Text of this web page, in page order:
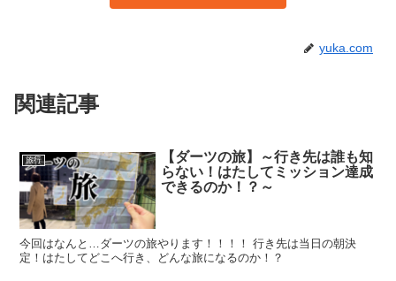
yuka.com
関連記事
旅行
【ダーツの旅】～行き先は誰も知
らない！はたしてミッション達成
できるのか！？～
今回はなんと…ダーツの旅やります！！！！ 行き先は当日の朝決
定！はたしてどこへ行き、どんな旅になるのか！？